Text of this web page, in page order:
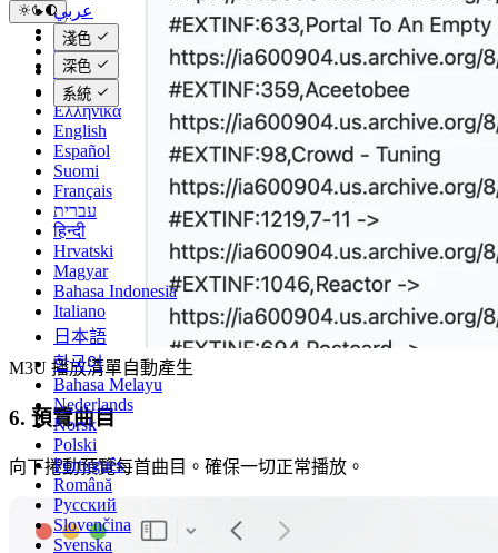
عربي
Català
Čeština
Dansk
Deutsch
Ελληνικά
English
Español
Suomi
Français
עברית
हिन्दी
Hrvatski
Magyar
Bahasa Indonesia
Italiano
日本語
한국어
Bahasa Melayu
Nederlands
Norsk
Polski
Português
Română
Русский
Slovenčina
Svenska
淺色
深色
系統
M3U 播放清單自動產生
6. 預覽曲目
向下捲動預覽每首曲目。確保一切正常播放。